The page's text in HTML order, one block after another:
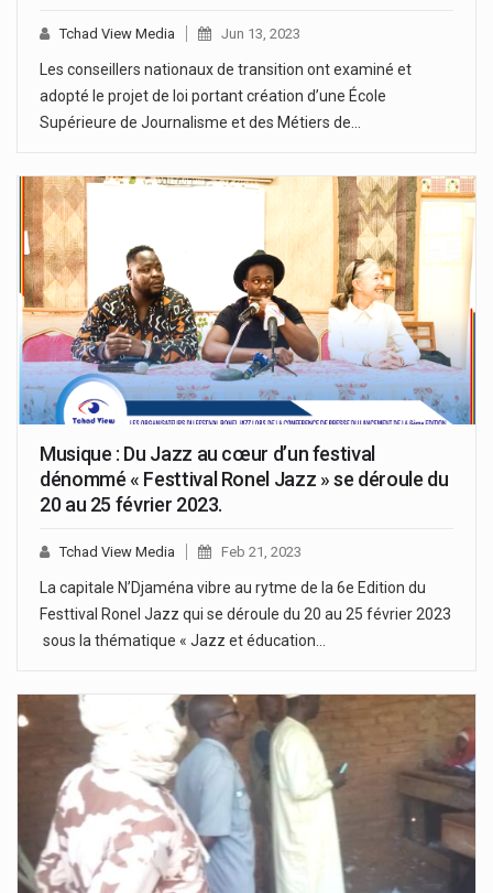
Tchad View Media Jun 13, 2023
Les conseillers nationaux de transition ont examiné et
adopté le projet de loi portant création d’une École
Supérieure de Journalisme et des Métiers de…
Musique : Du Jazz au cœur d’un festival
dénommé « Festtival Ronel Jazz » se déroule du
20 au 25 février 2023.
Tchad View Media Feb 21, 2023
La capitale N’Djaména vibre au rytme de la 6e Edition du
Festtival Ronel Jazz qui se déroule du 20 au 25 février 2023
sous la thématique « Jazz et éducation…